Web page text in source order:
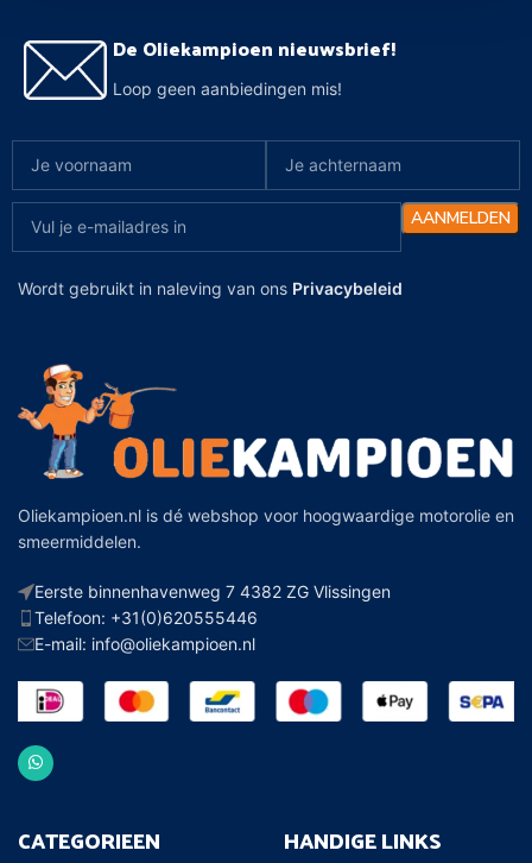
De Oliekampioen nieuwsbrief!
Loop geen aanbiedingen mis!
Wordt gebruikt in naleving van ons Privacybeleid
Oliekampioen.nl is dé webshop voor hoogwaardige motorolie en
smeermiddelen.
Eerste binnenhavenweg 7 4382 ZG Vlissingen
Telefoon: +31(0)620555446
E-mail: info@oliekampioen.nl
CATEGORIEEN HANDIGE LINKS